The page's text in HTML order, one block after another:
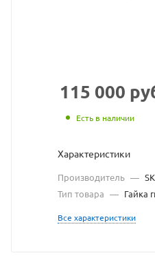
115 000
Есть в наличии
Характеристики
Производитель —
Тип товара — Гайка
Все характеристики